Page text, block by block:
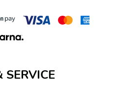
aus Better-Cotton-
recyceltes
Pflanzliche Nosilife
SERVICE